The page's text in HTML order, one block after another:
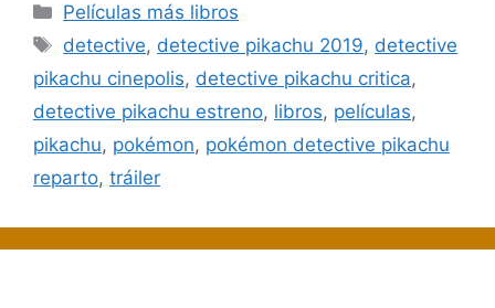
Categorías
Películas más libros
Etiquetas
detective, detective pikachu 2019, detective
pikachu cinepolis, detective pikachu critica,
detective pikachu estreno, libros, películas,
pikachu, pokémon, pokémon detective pikachu
reparto, tráiler